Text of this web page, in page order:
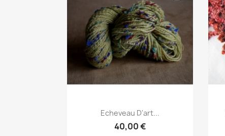
Aperçu rapide
Echeveau D'art...
40,00 €